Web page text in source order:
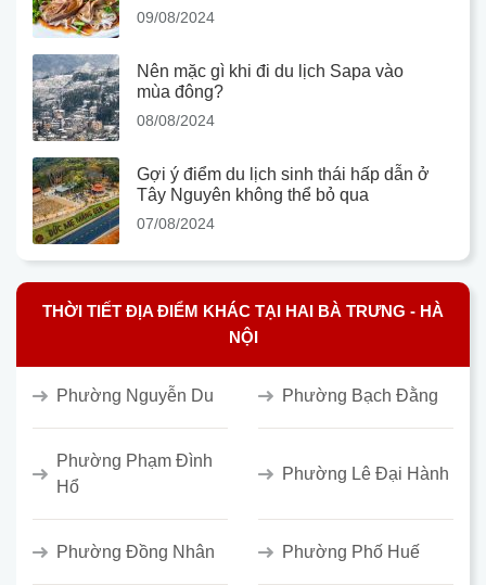
09/08/2024
Nên mặc gì khi đi du lịch Sapa vào
mùa đông?
08/08/2024
Gợi ý điểm du lịch sinh thái hấp dẫn ở
Tây Nguyên không thể bỏ qua
07/08/2024
THỜI TIẾT ĐỊA ĐIỂM KHÁC TẠI HAI BÀ TRƯNG - HÀ
NỘI
Phường Nguyễn Du Phường Bạch Đằng
Phường Phạm Đình
Hổ
Phường Lê Đại Hành
Phường Đồng Nhân Phường Phố Huế